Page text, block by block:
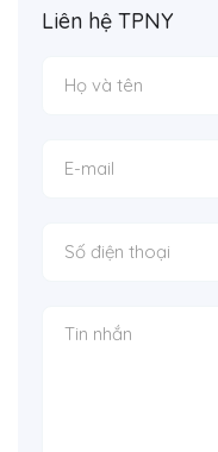
Liên hệ TPNY